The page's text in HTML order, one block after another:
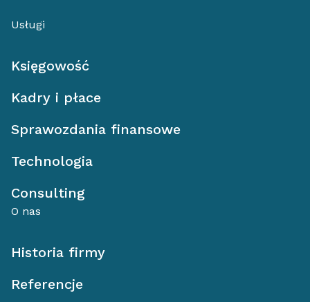
Usługi
Księgowość
Kadry i płace
Sprawozdania finansowe
Technologia
Consulting
O nas
Historia firmy
Referencje